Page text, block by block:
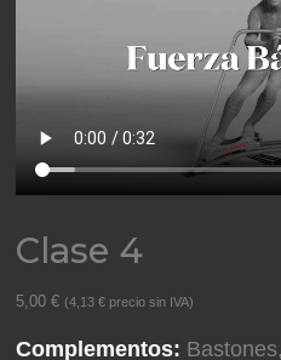
Clase 4
5,00€ (4,13€ precio sin IVA)
Complementos: